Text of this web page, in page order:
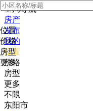
全局导航
房产
发布
我的
位置
价格
房型
更多
位置
价格
房型
更多
不限
东阳市